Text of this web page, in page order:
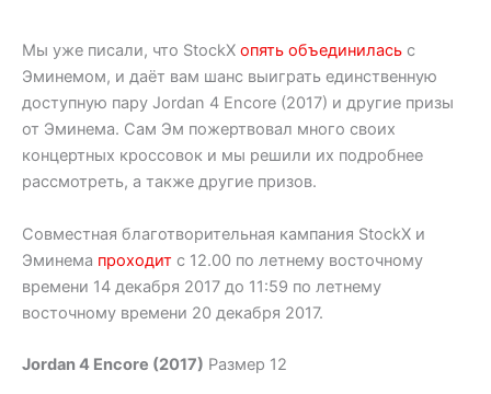
Мы уже писали, что StockX опять объединилась с
Эминемом, и даёт вам шанс выиграть единственную
доступную пару Jordan 4 Encore (2017) и другие призы
от Эминема. Сам Эм пожертвовал много своих
концертных кроссовок и мы решили их подробнее
рассмотреть, а также другие призов.
Совместная благотворительная кампания StockX и
Эминема проходит с 12.00 по летнему восточному
времени 14 декабря 2017 до 11:59 по летнему
восточному времени 20 декабря 2017.
Jordan 4 Encore (2017) Размер 12